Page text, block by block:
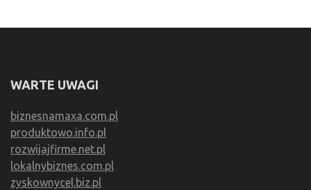
WARTE UWAGI
biznesnamaxa.com.pl
produktowo.info.pl
rozwijajfirme.net.pl
lokalnybiznes.com.pl
zyskownycel.biz.pl